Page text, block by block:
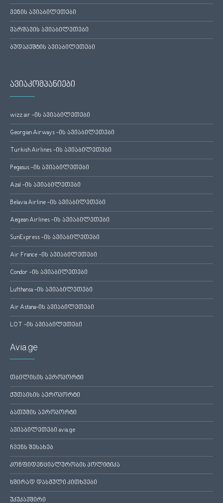
ვენის ავიაბილეთები
ვარშავის ავიაბილეთები
ბუდაპეშტის ავიაბილეთები
ავიაკომპანიები
wizz air -ის ავიაბილეთები
Georgian Airways -ის ავიაბილეთები
Turkish Airlines -ის ავიაბილეთები
Pegasus -ის ავიაბილეთები
Azal -ის ავიაბილეთები
Belavia Airline -ის ავიაბილეთები
Aegean Airlines -ის ავიაბილეთები
SunExpress -ის ავიაბილეთები
Air France -ის ავიაბილეთები
Condor -ის ავიაბილეთები
Lufthansa -ის ავიაბილეთები
Air Astana-ის ავიაბილეთები
LOT -ის ავიაბილეთები
Avia.ge
თბილისის აეროპორტი
ქუთაისის აეროპორტი
ბათუმის აეროპორტი
ავიაბილეთები avia.ge
ჩვენს შესახებ
კონფიდენციალურობის პოლიტიკა
ხშირად დასმული კითხვები
უკუკავშირი